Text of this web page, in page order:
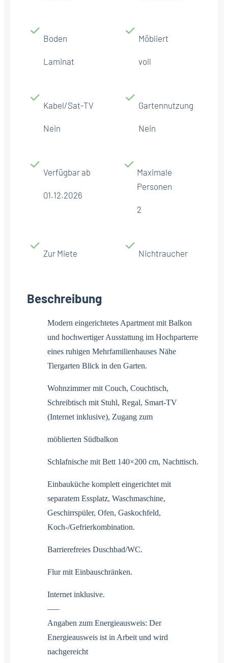
Boden
Laminat
Möbliert
voll
Kabel/Sat-TV
Nein
Gartennutzung
Nein
Verfügbar ab
01.12.2026
Maximale
Personen
2
Zur Miete Nichtraucher
Beschreibung
Modern eingerichtetes Apartment mit Balkon
und hochwertiger Ausstattung im Hochparterre
eines ruhigen Mehrfamilienhauses Nähe
Tiergarten Blick in den Garten.
Wohnzimmer mit Couch, Couchtisch,
Schreibtisch mit Stuhl, Regal, Smart-TV
(Internet inklusive), Zugang zum
möblierten Südbalkon
Schlafnische mit Bett 140×200 cm, Nachttisch.
Einbauküche komplett eingerichtet mit
separatem Essplatz, Waschmaschine,
Geschirrspüler, Ofen, Gaskochfeld,
Koch-/Gefrierkombination.
Barrierefreies Duschbad/WC.
Flur mit Einbauschränken.
Internet inklusive.
—–
Angaben zum Energieausweis: Der
Energieausweis ist in Arbeit und wird
nachgereicht